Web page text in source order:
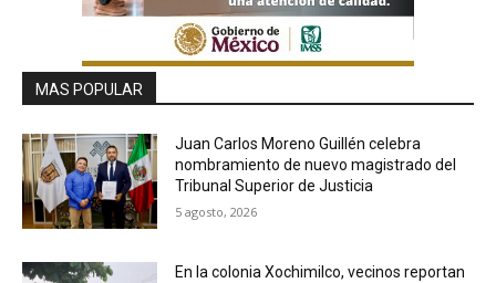
MAS POPULAR
Juan Carlos Moreno Guillén celebra
nombramiento de nuevo magistrado del
Tribunal Superior de Justicia
5 agosto, 2026
En la colonia Xochimilco, vecinos reportan